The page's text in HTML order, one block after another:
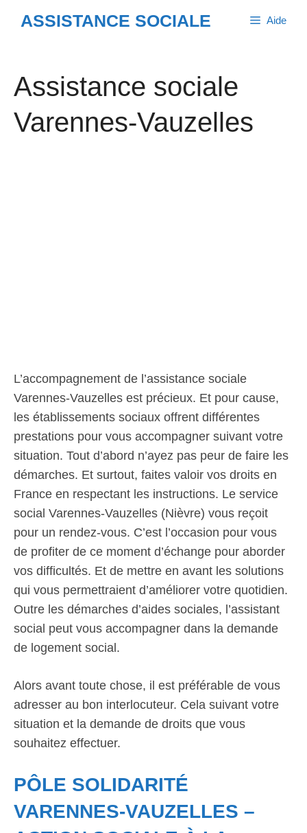
ASSISTANCE SOCIALE Aide
Assistance sociale
Varennes-Vauzelles
L’accompagnement de l’assistance sociale
Varennes-Vauzelles est précieux. Et pour cause,
les établissements sociaux offrent différentes
prestations pour vous accompagner suivant votre
situation. Tout d’abord n’ayez pas peur de faire les
démarches. Et surtout, faites valoir vos droits en
France en respectant les instructions. Le service
social Varennes-Vauzelles (Nièvre) vous reçoit
pour un rendez-vous. C’est l’occasion pour vous
de profiter de ce moment d’échange pour aborder
vos difficultés. Et de mettre en avant les solutions
qui vous permettraient d’améliorer votre quotidien.
Outre les démarches d’aides sociales, l’assistant
social peut vous accompagner dans la demande
de logement social.
Alors avant toute chose, il est préférable de vous
adresser au bon interlocuteur. Cela suivant votre
situation et la demande de droits que vous
souhaitez effectuer.
PÔLE SOLIDARITÉ
VARENNES-VAUZELLES –